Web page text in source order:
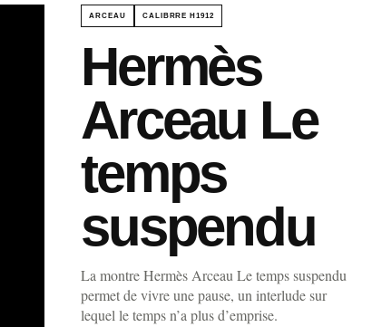
ARCEAU CALIBRRE H1912
Hermès
Arceau Le
temps
suspendu
La montre Hermès Arceau Le temps suspendu
permet de vivre une pause, un interlude sur
lequel le temps n’a plus d’emprise.